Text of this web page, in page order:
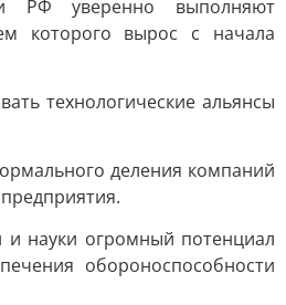
РФ уверенно выполняют
которого вырос с начала
технологические альянсы
деления компаний
науки огромный потенциал
обороноспособности